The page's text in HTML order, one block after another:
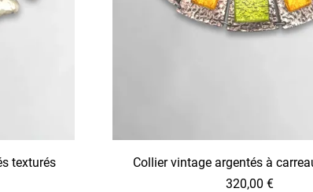
texturés
Collier vintage argentés à
320,00 €